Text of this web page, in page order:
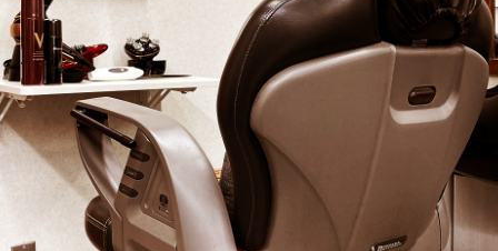
お子さんからお年寄りまで